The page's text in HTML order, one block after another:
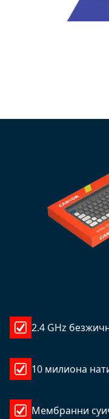
2.4 GHz
10 милиона
Мембранни